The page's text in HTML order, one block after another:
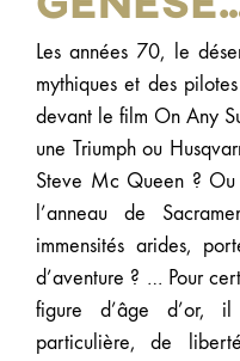
Les années 70, le
mythiques et des
devant le film On Any
une Triumph ou
Steve Mc Queen ?
l’anneau de
immensités arides,
d’aventure ? … Pour
figure d’âge d’or,
particulière, de